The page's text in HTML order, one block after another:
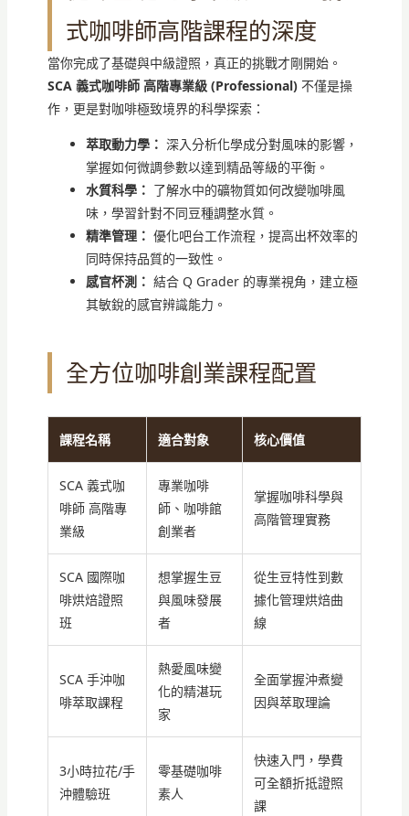
式咖啡師高階課程的深度
當你完成了基礎與中級證照，真正的挑戰才剛開始。
SCA 義式咖啡師 高階專業級 (Professional)不僅是操
作，更是對咖啡極致境界的科學探索：
萃取動力學： 深入分析化學成分對風味的影響，
掌握如何微調參數以達到精品等級的平衡。
水質科學： 了解水中的礦物質如何改變咖啡風
味，學習針對不同豆種調整水質。
精準管理： 優化吧台工作流程，提高出杯效率的
同時保持品質的一致性。
感官杯測： 結合 Q Grader 的專業視角，建立極
其敏銳的感官辨識能力。
全方位咖啡創業課程配置
課程名稱 適合對象 核心價值
SCA 義式咖
啡師 高階專
業級
專業咖啡
師、咖啡館
創業者
掌握咖啡科學與
高階管理實務
SCA 國際咖
啡烘焙證照
班
想掌握生豆
與風味發展
者
從生豆特性到數
據化管理烘焙曲
線
SCA 手沖咖
啡萃取課程
熱愛風味變
化的精湛玩
家
全面掌握沖煮變
因與萃取理論
3小時拉花/手
沖體驗班
零基礎咖啡
素人
快速入門，學費
可全額折抵證照
課